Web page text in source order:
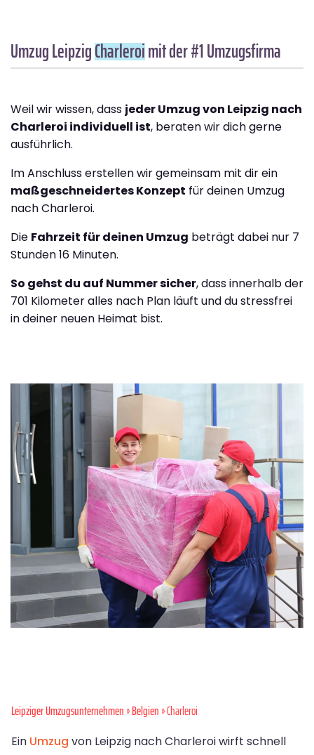
Umzug LeipzigCharleroimit der #1 Umzugsfirma
Weil wir wissen, dass jeder Umzug von Leipzig nach
Charleroi individuell ist, beraten wir dich gerne
ausführlich.
Im Anschluss erstellen wir gemeinsam mit dir ein
maßgeschneidertes Konzept für deinen Umzug
nach Charleroi.
Die Fahrzeit für deinen Umzug beträgt dabei nur 7
Stunden 16 Minuten.
So gehst du auf Nummer sicher, dass innerhalb der
701 Kilometer alles nach Plan läuft und du stressfrei
in deiner neuen Heimat bist.
Leipziger Umzugsunternehmen»Belgien» Charleroi
Ein Umzug von Leipzig nach Charleroi wirft schnell